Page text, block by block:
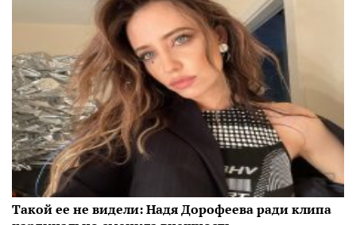
Такой ее не видели: Надя Дорофеева ради клипа